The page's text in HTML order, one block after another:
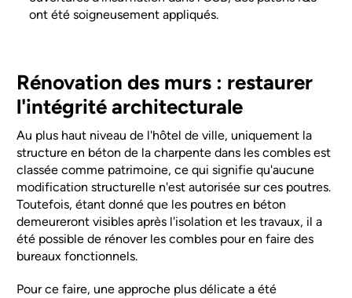
ont été soigneusement appliqués.
Rénovation des murs : restaurer
l'intégrité architecturale
Au plus haut niveau de l'hôtel de ville, uniquement la
structure en béton de la charpente dans les combles est
classée comme patrimoine, ce qui signifie qu'aucune
modification structurelle n'est autorisée sur ces poutres.
Toutefois, étant donné que les poutres en béton
demeureront visibles après l'isolation et les travaux, il a
été possible de rénover les combles pour en faire des
bureaux fonctionnels.
Pour ce faire, une approche plus délicate a été